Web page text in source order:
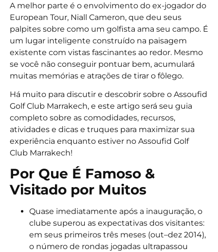
A melhor parte é o envolvimento do ex-jogador do
European Tour, Niall Cameron, que deu seus
palpites sobre como um golfista ama seu campo. É
um lugar inteligente construído na paisagem
existente com vistas fascinantes ao redor. Mesmo
se você não conseguir pontuar bem, acumulará
muitas memórias e atrações de tirar o fôlego.
Há muito para discutir e descobrir sobre o Assoufid
Golf Club Marrakech, e este artigo será seu guia
completo sobre as comodidades, recursos,
atividades e dicas e truques para maximizar sua
experiência enquanto estiver no Assoufid Golf
Club Marrakech!
Por Que É Famoso &
Visitado por Muitos
Quase imediatamente após a inauguração, o
clube superou as expectativas dos visitantes:
em seus primeiros três meses (out–dez 2014),
o número de rondas jogadas ultrapassou